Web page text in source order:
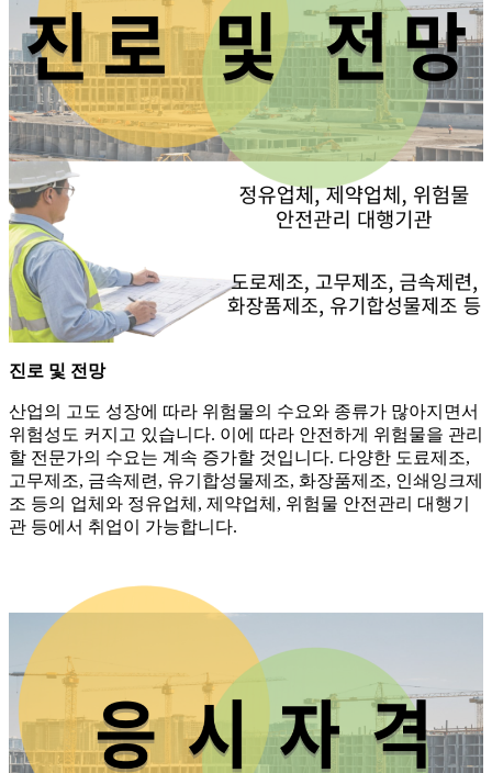
진로 및 전망
산업의 고도 성장에 따라 위험물의 수요와 종류가 많아지면서
위험성도 커지고 있습니다. 이에 따라 안전하게 위험물을 관리
할 전문가의 수요는 계속 증가할 것입니다. 다양한 도료제조,
고무제조, 금속제련, 유기합성물제조, 화장품제조, 인쇄잉크제
조 등의 업체와 정유업체, 제약업체, 위험물 안전관리 대행기
관 등에서 취업이 가능합니다.